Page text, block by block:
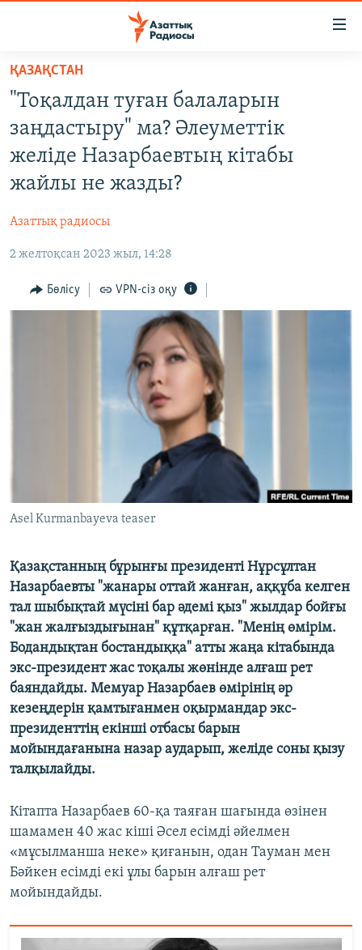
Skip
main
content
to
main
Skip
to
ЖАҢАЛЫҚТАР
САЯСАТ
AZATTYQTV
ҚАҢТАР ОҚИҒАСЫ
ӘЛЕУМЕТ
ӘЛЕМ
АРНАЙЫ ЖОБАЛАР
ҚАЗАҚСТАН
"Тоқалдан туған балаларын
заңдастыру" ма? Әлеуметтік
желіде Назарбаевтың кітабы
жайлы не жазды?
Азаттық радиосы
2 желтоқсан 2023 жыл, 14:28
Бөлісу VPN-сіз оқу
Asel Kurmanbayeva teaser
Қазақстанның бұрынғы президенті Нұрсұлтан
Назарбаевты "жанары оттай жанған, аққұба келген
тал шыбықтай мүсіні бар әдемі қыз" жылдар бойғы
"жан жалғыздығынан" құтқарған. "Менің өмірім.
Бодандықтан бостандыққа" атты жаңа кітабында
экс-президент жас тоқалы жөнінде алғаш рет
баяндайды. Мемуар Назарбаев өмірінің әр
кезеңдерін қамтығанмен оқырмандар экс-
президенттің екінші отбасы барын
мойындағанына назар аударып, желіде соны қызу
талқылайды.
Кітапта Назарбаев 60-қа таяған шағында өзінен
шамамен 40 жас кіші Әсел есімді әйелмен
«мұсылманша неке» қиғанын, одан Тауман мен
Бәйкен есімді екі ұлы барын алғаш рет
мойындайды.